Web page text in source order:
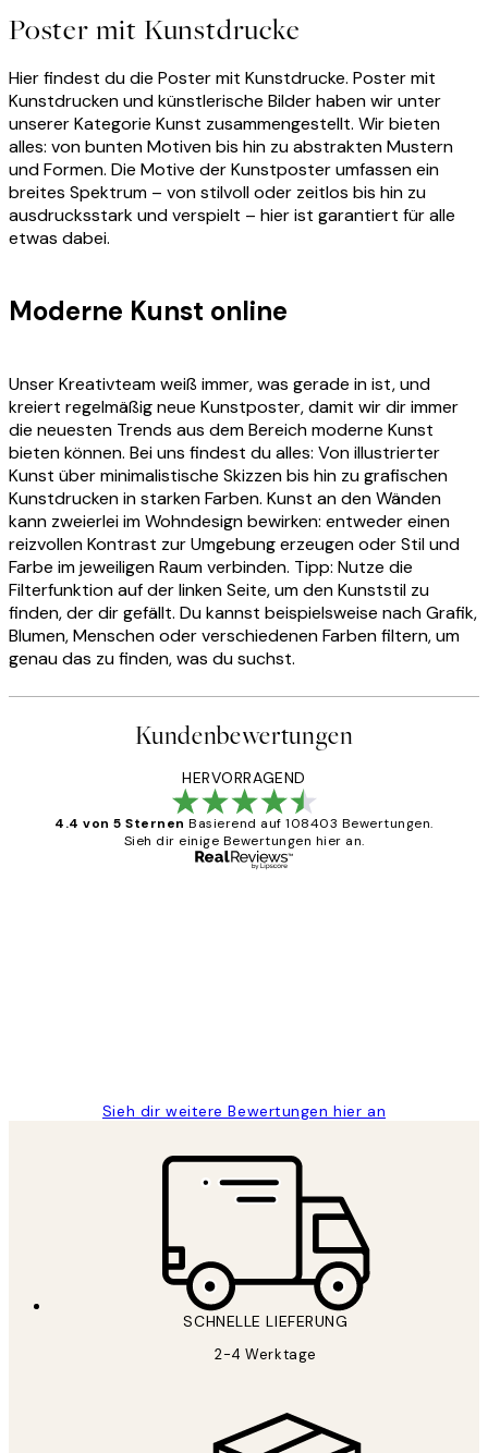
Poster mit Kunstdrucke
Hier findest du die Poster mit Kunstdrucke. Poster mit
Kunstdrucken und künstlerische Bilder haben wir unter
unserer Kategorie Kunst zusammengestellt. Wir bieten
alles: von bunten Motiven bis hin zu abstrakten Mustern
und Formen. Die Motive der Kunstposter umfassen ein
breites Spektrum – von stilvoll oder zeitlos bis hin zu
ausdrucksstark und verspielt – hier ist garantiert für alle
etwas dabei.
Moderne Kunst online
Unser Kreativteam weiß immer, was gerade in ist, und
kreiert regelmäßig neue Kunstposter, damit wir dir immer
die neuesten Trends aus dem Bereich moderne Kunst
bieten können. Bei uns findest du alles: Von illustrierter
Kunst über minimalistische Skizzen bis hin zu grafischen
Kunstdrucken in starken Farben. Kunst an den Wänden
kann zweierlei im Wohndesign bewirken: entweder einen
reizvollen Kontrast zur Umgebung erzeugen oder Stil und
Farbe im jeweiligen Raum verbinden. Tipp: Nutze die
Filterfunktion auf der linken Seite, um den Kunststil zu
finden, der dir gefällt. Du kannst beispielsweise nach Grafik,
Blumen, Menschen oder verschiedenen Farben filtern, um
genau das zu finden, was du suchst.
Kundenbewertungen
HERVORRAGEND
4.4 von 5 Sternen Basierend auf 108403 Bewertungen.
Sieh dir einige Bewertungen hier an.
Sieh dir weitere Bewertungen hier an
SCHNELLE LIEFERUNG
2-4 Werktage